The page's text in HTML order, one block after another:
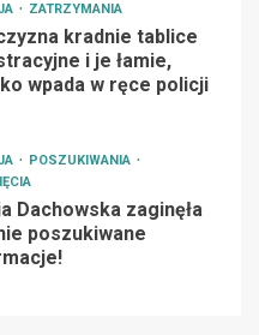
ZATRZYMANIA
kradnie tablice
i je łamie,
wpada w ręce policji
POSZUKIWANIA
Dachowska zaginęła
poszukiwane